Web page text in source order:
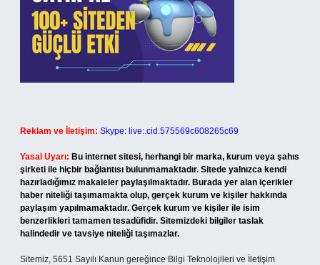
Reklam ve İletişim: Skype: live:.cid.575569c608265c69
Yasal Uyarı: Bu internet sitesi, herhangi bir marka, kurum veya şahıs
şirketi ile hiçbir bağlantısı bulunmamaktadır. Sitede yalnızca kendi
hazırladığımız makaleler paylaşılmaktadır. Burada yer alan içerikler
haber niteliği taşımamakta olup, gerçek kurum ve kişiler hakkında
paylaşım yapılmamaktadır. Gerçek kurum ve kişiler ile isim
benzerlikleri tamamen tesadüfidir. Sitemizdeki bilgiler taslak
halindedir ve tavsiye niteliği taşımazlar.
Sitemiz, 5651 Sayılı Kanun gereğince Bilgi Teknolojileri ve İletişim